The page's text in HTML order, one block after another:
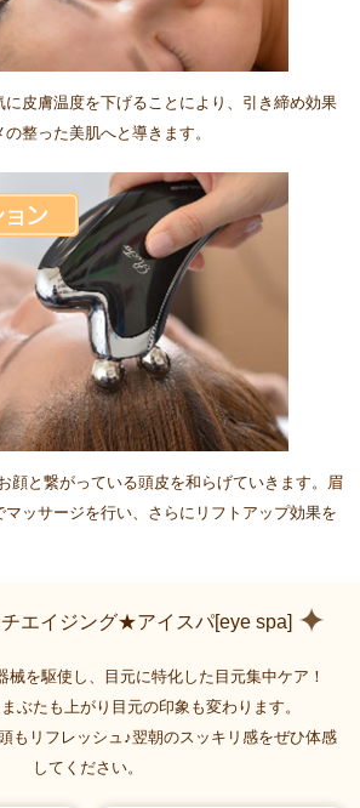
に皮膚温度を下げることにより、引き締め効果
整った美肌へと導きます。
顔と繋がっている頭皮を和らげていきます。眉
ッサージを行い、さらにリフトアップ効果を
エイジング★アイスパ[eye spa]
械を駆使し、目元に特化した目元集中ケア！
ぶたも上がり目元の印象も変わります。
もリフレッシュ♪翌朝のスッキリ感をぜひ体感
してください。